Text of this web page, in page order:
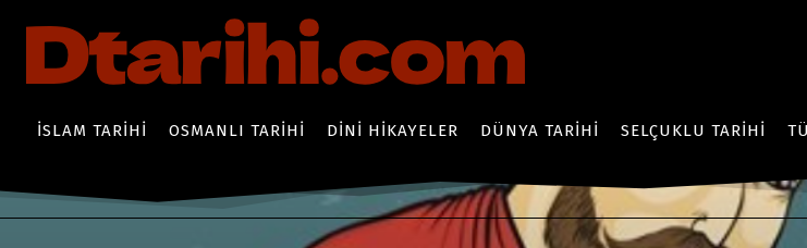
İSLAM TARIHI OSMANLI TARIHI DINI HIKAYELER DÜNYA TARIHI SELÇUKLU TARIHI